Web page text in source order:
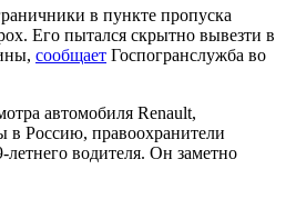
в пункте пропуска
Его пытался скрытно вывезти в
сообщает Госпогранслужба во
автомобиля Renault,
в Россию, правоохранители
водителя. Он заметно